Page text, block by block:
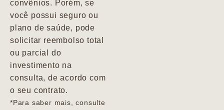
convênios. Porém, se
você possui seguro ou
plano de saúde, pode
solicitar reembolso total
ou parcial do
investimento na
consulta, de acordo com
o seu contrato.
*Para saber mais, consulte